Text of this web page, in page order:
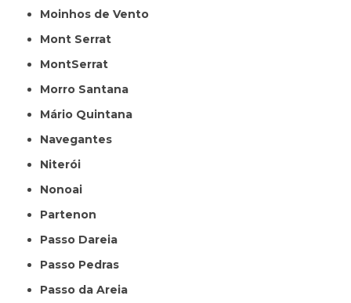
Moinhos de Vento
Mont Serrat
MontSerrat
Morro Santana
Mário Quintana
Navegantes
Niterói
Nonoai
Partenon
Passo Dareia
Passo Pedras
Passo da Areia